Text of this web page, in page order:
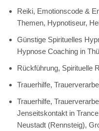
Reiki, Emotionscode &
Themen, Hypnotiseur,
Günstige Spirituelles
Hypnose Coaching in
Rückführung, Spirituelle
Trauerhilfe,
Trauerhilfe,
Jenseitskontakt in
Neustadt (Rennsteig),